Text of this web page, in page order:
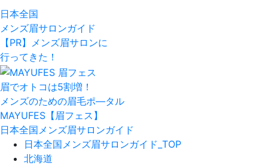
⽇本全国
メンズ眉サロンガイド
【PR】メンズ眉サロンに
行ってきた！
眉でオトコは5割増！
メンズのための眉毛ポ―タル
MAYUFES【眉フェス】
日本全国メンズ眉サロンガイド
日本全国メンズ眉サロンガイド_TOP
北海道